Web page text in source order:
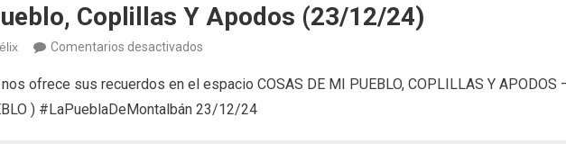
Coplillas Y Apodos (23/12/24)
Comentarios desactivados
de
mi
ofrece sus recuerdos en el espacio COSAS DE MI PUEBLO, COPLILLAS Y APODOS
) #LaPueblaDeMontalbán 23/12/24